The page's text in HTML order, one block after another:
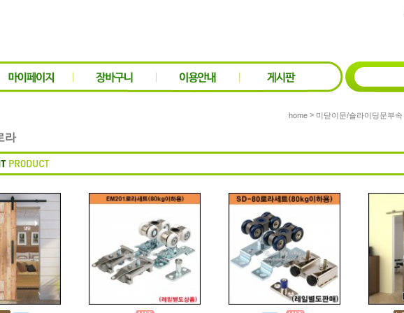
home > 미닫이문/슬라이딩문부속
라